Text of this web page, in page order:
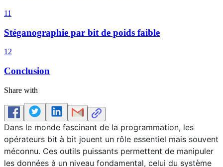
11
Stéganographie par bit de poids faible
12
Conclusion
Share with
Dans le monde fascinant de la programmation, les
opérateurs bit à bit jouent un rôle essentiel mais souvent
méconnu. Ces outils puissants permettent de manipuler
les données à un niveau fondamental, celui du système